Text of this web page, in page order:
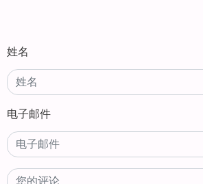
姓名
电子邮件